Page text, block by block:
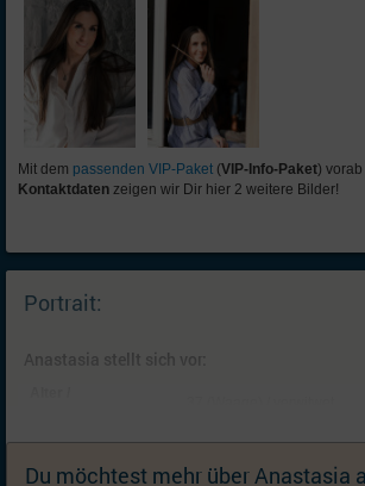
Mit dem passenden VIP-Paket (VIP-Info-Paket) vorab
Kontaktdaten zeigen wir Dir hier 2 weitere Bilder!
Portrait:
Anastasia stellt sich vor:
Kinder:
2 Kinder: Sohn (9, lebt bei
mir); Ich wünsche mir
Du möchtest mehr über Anastasia